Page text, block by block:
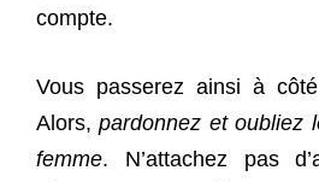
compte.
Vous passerez ainsi à
Alors,pardonnez et oubliez
femme. N’attachez pas